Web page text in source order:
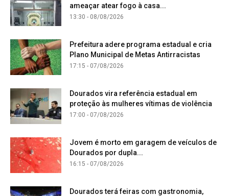
ameaçar atear fogo à casa...
13:30 - 08/08/2026
Prefeitura adere programa estadual e cria
Plano Municipal de Metas Antirracistas
17:15 - 07/08/2026
Dourados vira referência estadual em
proteção às mulheres vítimas de violência
17:00 - 07/08/2026
Jovem é morto em garagem de veículos de
Dourados por dupla...
16:15 - 07/08/2026
Dourados terá feiras com gastronomia,